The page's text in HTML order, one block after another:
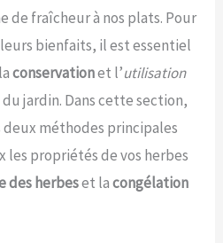
de fraîcheur à nos plats. Pour
bienfaits, il est essentiel
conservationet l’utilisation
jardin. Dans cette section,
méthodes principales
les propriétés de vos herbes
des herbeset lacongélation